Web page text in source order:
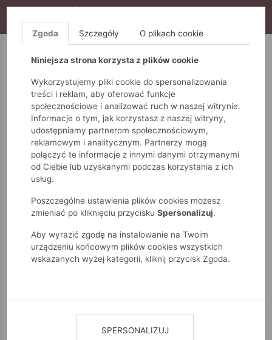
S10), DODATKOWE 15% ZA 3SZT (KOD: S15)
5.10.15. QUIOSQUE
Monnari Zobacz wszystko
Swetry
Z krótkim rękawem
Zgoda Szczegóły O plikach cookie
Niniejsza strona korzysta z plików cookie
Wykorzystujemy pliki cookie do spersonalizowania
treści i reklam, aby oferować funkcje
społecznościowe i analizować ruch w naszej witrynie.
Informacje o tym, jak korzystasz z naszej witryny,
udostępniamy partnerom społecznościowym,
reklamowym i analitycznym. Partnerzy mogą
połączyć te informacje z innymi danymi otrzymanymi
od Ciebie lub uzyskanymi podczas korzystania z ich
usług.
Poszczególne ustawienia plików cookies możesz
zmieniać po kliknięciu przycisku Spersonalizuj.
Aby wyrazić zgodę na instalowanie na Twoim
urządzeniu końcowym plików cookies wszystkich
wskazanych wyżej kategorii, kliknij przycisk Zgoda.
SPERSONALIZUJ